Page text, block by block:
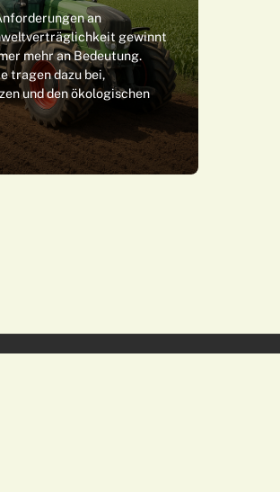
an
gewinnt
mehr an Bedeutung.
tragen dazu bei,
und den ökologischen